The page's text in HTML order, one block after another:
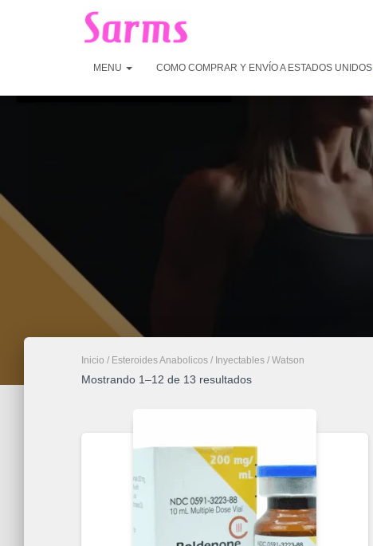
MENU COMO COMPRAR Y ENVÍO A ESTADOS UNIDOS
Inicio / Esteroides Anabolicos / Inyectables / Watson
Mostrando 1–12 de 13 resultados